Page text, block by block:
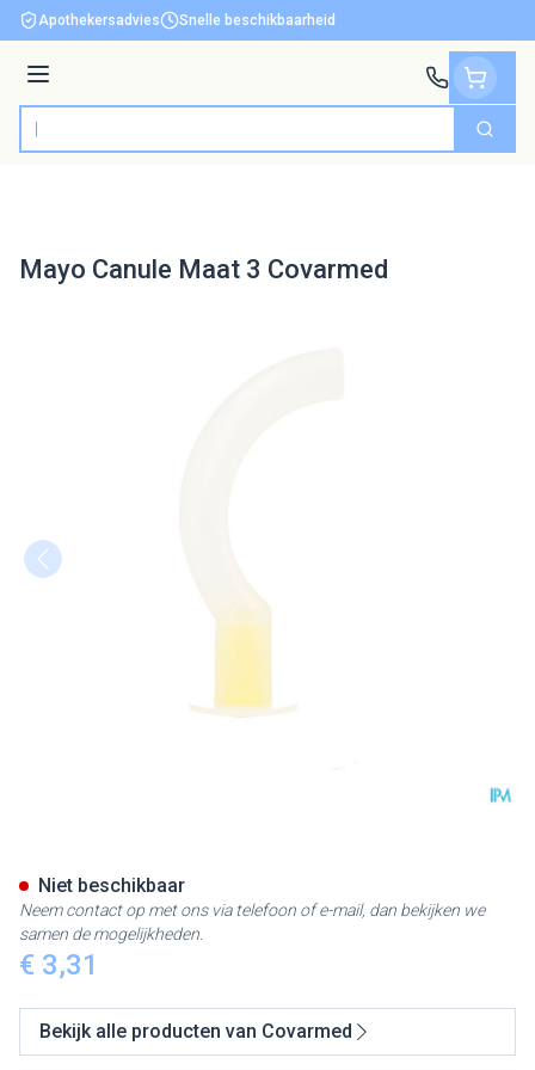
Ga naar de inhoud
Apothekersadvies Snelle beschikbaarheid
Menu
Product, merk, categorie... Zoek
Mayo Canule Maat 3 Covarmed
€ 3,31
Niet beschikbaar
Neem contact op met ons via telefoon of e-mail, dan bekijken we
samen de mogelijkheden.
Bekijk alle producten van Covarmed